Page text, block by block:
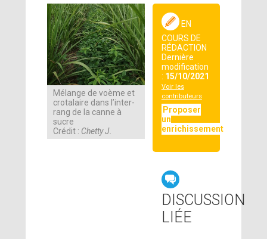
Mélange de voème et
crotalaire dans l’inter-
rang de la canne à
sucre
Crédit : Chetty J.
EN
COURS DE
RÉDACTION
Dernière
modification
: 15/10/2021
Voir les
contributeurs
Proposer
un
enrichissement
DISCUSSION
LIÉE